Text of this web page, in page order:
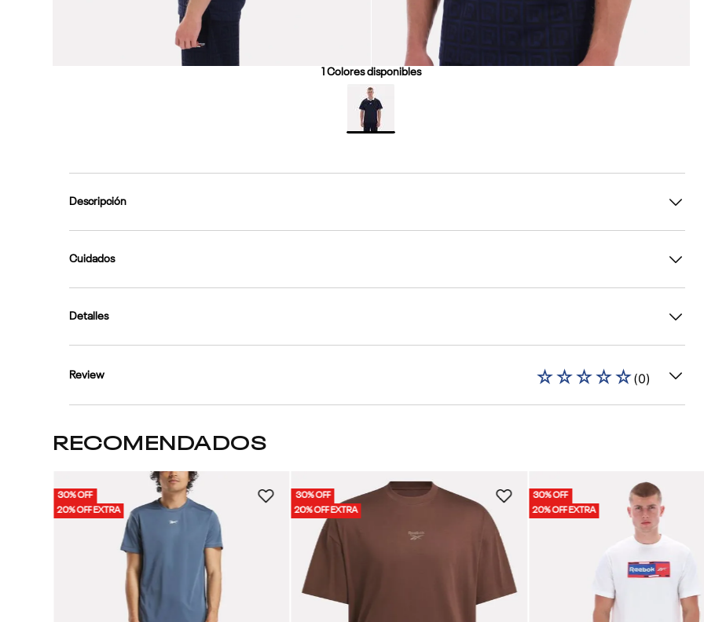
Colores disponibles
Descripción
Cuidados
Detalles
Review ☆☆☆☆☆(0)
RECOMENDADOS
30% OFF
20% OFF EXTRA
30% OFF
20% OFF EXTRA
30% OFF
20% OFF EXTRA